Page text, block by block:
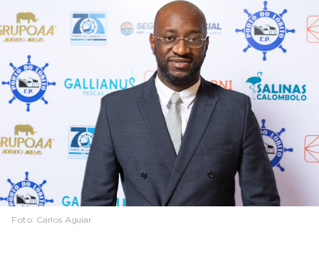
Foto: Carlos Aguiar